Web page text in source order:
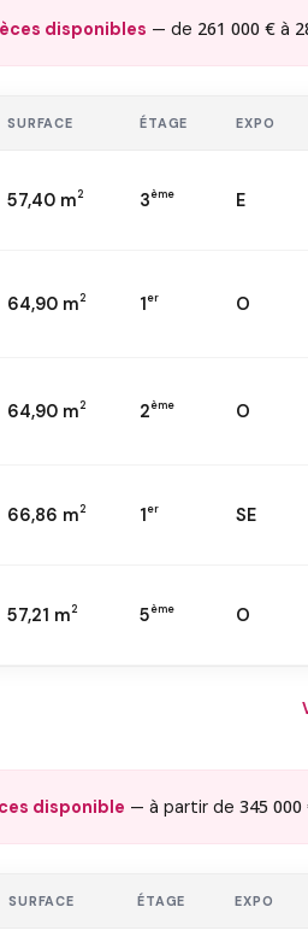
disponibles — de 261 000 € à
SURFACE ÉTAGE EXPO
57,40 m2 3ème E
64,90 m2 1er O
64,90 m2 2ème O
66,86 m2 1er SE
57,21 m2 5ème O
disponible — à partir de 345 000
SURFACE ÉTAGE EXPO